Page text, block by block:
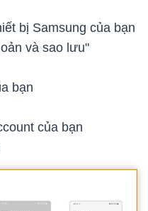
bị Samsung của bạn
và sao lưu"
bạn
của bạn